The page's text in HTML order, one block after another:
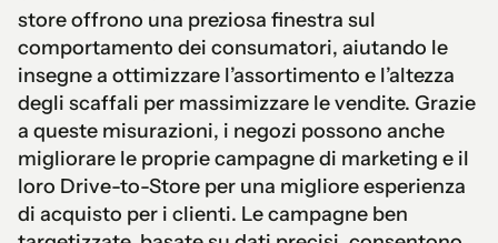
store offrono una preziosa finestra sul
comportamento dei consumatori, aiutando le
insegne a ottimizzare l’assortimento e l’altezza
degli scaffali per massimizzare le vendite. Grazie
a queste misurazioni, i negozi possono anche
migliorare le proprie campagne di marketing e il
loro Drive-to-Store per una migliore esperienza
di acquisto per i clienti. Le campagne ben